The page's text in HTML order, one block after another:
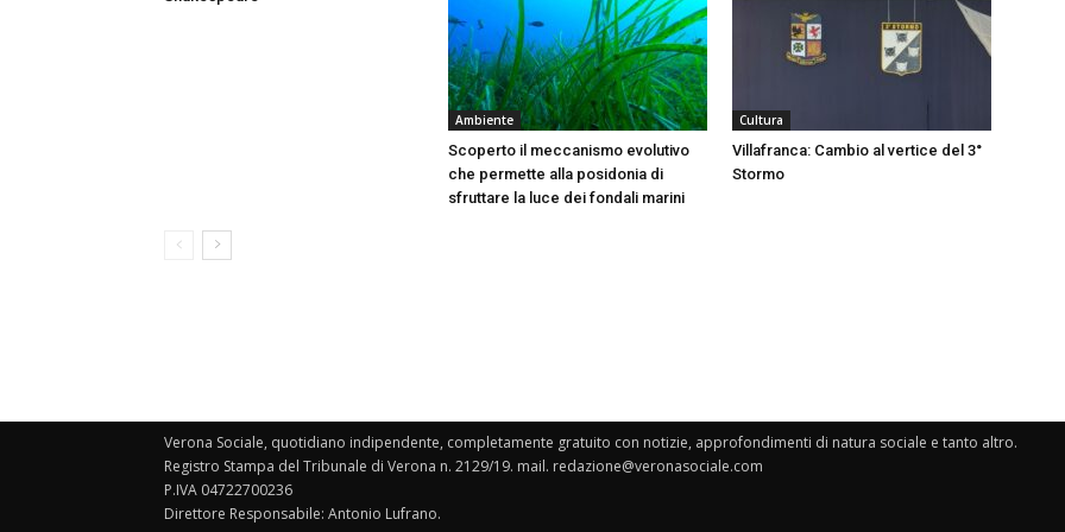
Ambiente
Scoperto il meccanismo evolutivo
che permette alla posidonia di
sfruttare la luce dei fondali marini
Cultura
Villafranca: Cambio al vertice del 3°
Stormo
Verona Sociale, quotidiano indipendente, completamente gratuito con notizie, approfondimenti di natura sociale e tanto altro.
Registro Stampa del Tribunale di Verona n. 2129/19. mail. redazione@veronasociale.com
P.IVA 04722700236
Direttore Responsabile: Antonio Lufrano.